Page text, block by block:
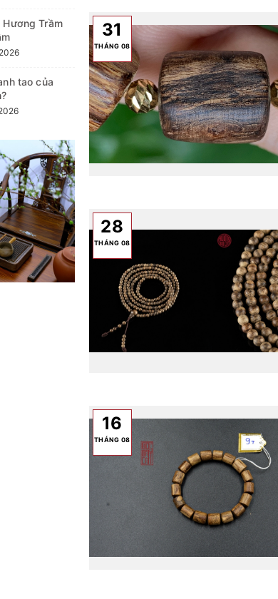
31
THÁNG 08
28
THÁNG 08
16
THÁNG 08
Hương Trầm
tao của